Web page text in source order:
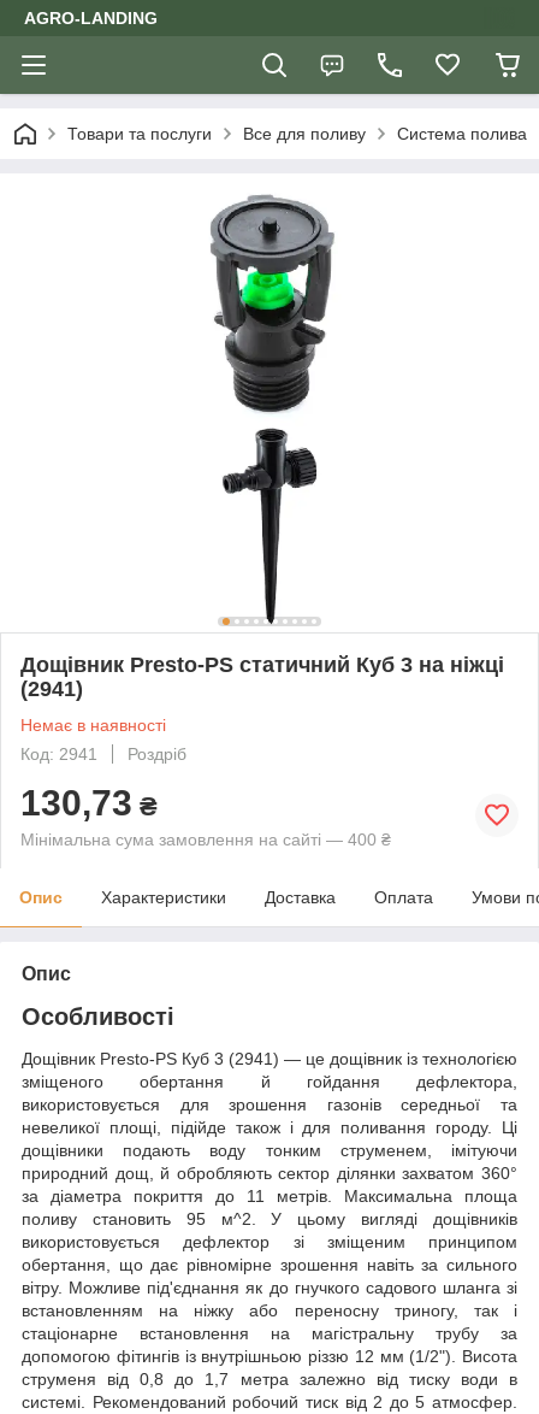
AGRO-LANDING
Товари та послуги Все для поливу Система полива
Дощівник Presto-PS статичний Куб 3 на ніжці
(2941)
Немає в наявності
Код: 2941
Роздріб
130,73 ₴
Мінімальна сума замовлення на сайті — 400 ₴
Опис Характеристики Доставка Оплата Умови
Опис
Особливості
Дощівник Presto-PS Куб 3 (2941) — це дощівник із технологією
зміщеного обертання й гойдання дефлектора,
використовується для зрошення газонів середньої та
невеликої площі, підійде також і для поливання городу. Ці
дощівники подають воду тонким струменем, імітуючи
природний дощ, й обробляють сектор ділянки захватом 360°
за діаметра покриття до 11 метрів. Максимальна площа
поливу становить 95 м^2. У цьому вигляді дощівників
використовується дефлектор зі зміщеним принципом
обертання, що дає рівномірне зрошення навіть за сильного
вітру. Можливе під'єднання як до гнучкого садового шланга зі
встановленням на ніжку або переносну триногу, так і
стаціонарне встановлення на магістральну трубу за
допомогою фітингів із внутрішньою різзю 12 мм (1/2"). Висота
струменя від 0,8 до 1,7 метра залежно від тиску води в
системі. Рекомендований робочий тиск від 2 до 5 атмосфер.